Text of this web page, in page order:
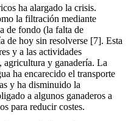
ha alargado la crisis.
la filtración mediante
de fondo (la falta de
de hoy sin resolverse [7]. Esta
y a las actividades
agricultura y ganadería. La
ha encarecido el transporte
y ha disminuido la
a algunos ganaderos a
para reducir costes.